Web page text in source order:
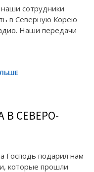
сотрудники
в Северную Корею
Наши передачи
В СЕВЕРО-
Господь подарил нам
которые прошли